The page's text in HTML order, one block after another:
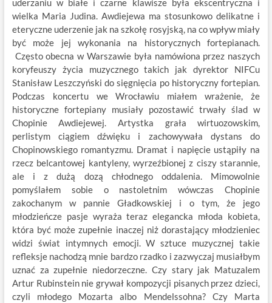
uderzaniu w białe i czarne klawisze była ekscentryczna i
wielka Maria Judina. Awdiejewa ma stosunkowo delikatne i
eteryczne uderzenie jak na szkołę rosyjską, na co wpływ miały
być może jej wykonania na historycznych fortepianach.
Często obecna w Warszawie była namówiona przez naszych
koryfeuszy życia muzycznego takich jak dyrektor NIFCu
Stanisław Leszczyński do sięgnięcia po historyczny fortepian.
Podczas koncertu we Wrocławiu miałem wrażenie, że
historyczne fortepiany musiały pozostawić trwały ślad w
Chopinie Awdiejewej. Artystka grała wirtuozowskim,
perlistym ciągiem dźwięku i zachowywała dystans do
Chopinowskiego romantyzmu. Dramat i napięcie ustąpiły na
rzecz belcantowej kantyleny, wyrzeźbionej z ciszy starannie,
ale i z dużą dozą chłodnego oddalenia. Mimowolnie
pomyślałem sobie o nastoletnim wówczas Chopinie
zakochanym w pannie Gładkowskiej i o tym, że jego
młodzieńcze pasje wyraża teraz elegancka młoda kobieta,
która być może zupełnie inaczej niż dorastający młodzieniec
widzi świat intymnych emocji. W sztuce muzycznej takie
refleksje nachodzą mnie bardzo rzadko i zazwyczaj musiałbym
uznać za zupełnie niedorzeczne. Czy stary jak Matuzalem
Artur Rubinstein nie grywał kompozycji pisanych przez dzieci,
czyli młodego Mozarta albo Mendelssohna? Czy Marta